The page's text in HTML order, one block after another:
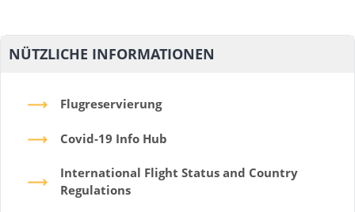
NÜTZLICHE INFORMATIONEN
Flugreservierung
Covid-19 Info Hub
International Flight Status and Country
Regulations